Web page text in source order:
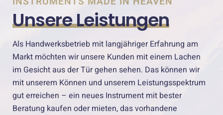
Unsere Leistungen
Als Handwerksbetrieb mit langjähriger Erfahrung am
Markt möchten wir unsere Kunden mit einem Lachen
im Gesicht aus der Tür gehen sehen. Das können wir
mit unserem Können und unserem Leistungsspektrum
gut erreichen – ein neues Instrument mit bester
Beratung kaufen oder mieten, das vorhandene